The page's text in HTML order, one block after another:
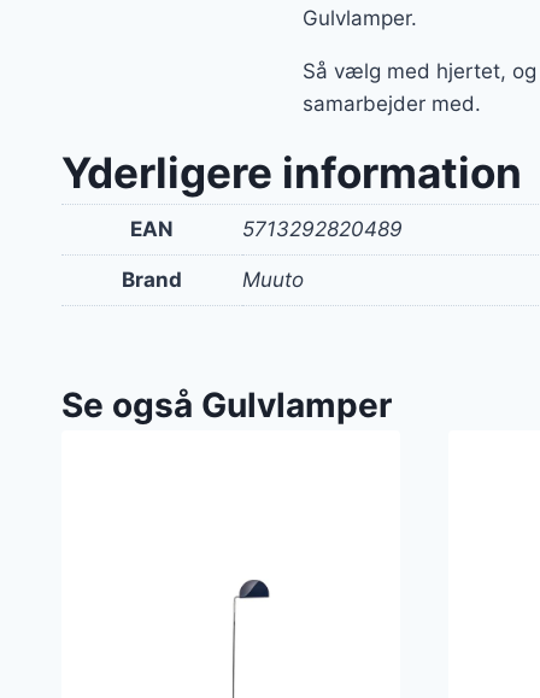
Gulvlamper.
Så vælg med hjertet, og
samarbejder med.
Yderligere information
EAN 5713292820489
Brand Muuto
Se også Gulvlamper